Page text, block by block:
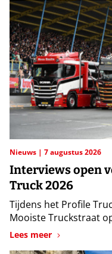
Nieuws 7 augustus 2026
Interviews open
Truck 2026
Tijdens het Profile
Mooiste Truckstraat
Lees meer